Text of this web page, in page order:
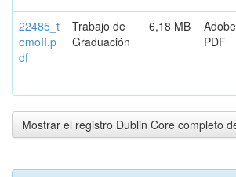
22485_t
omoII.p
df
Trabajo de
Graduación
6,18 MB
Adobe
PDF
Mostrar el registro Dublin Core completo